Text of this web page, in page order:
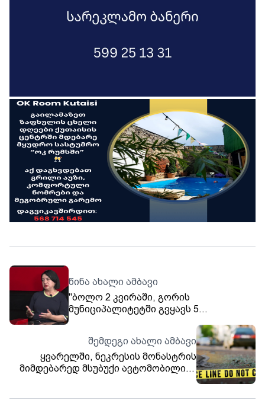
წინა ახალი ამბავი
"ბოლო 2 კვირაში, გორის
მუნიციპალიტეტში გვყავს 5
ახალგაზრდა" - ექიმი, ქეთევან
ბიძინაშვილი.
შემდეგი ახალი ამბავი
ყვარელში, ნეკრესის მონასტრის
მიმდებარედ მსუბუქი ავტომობილისა